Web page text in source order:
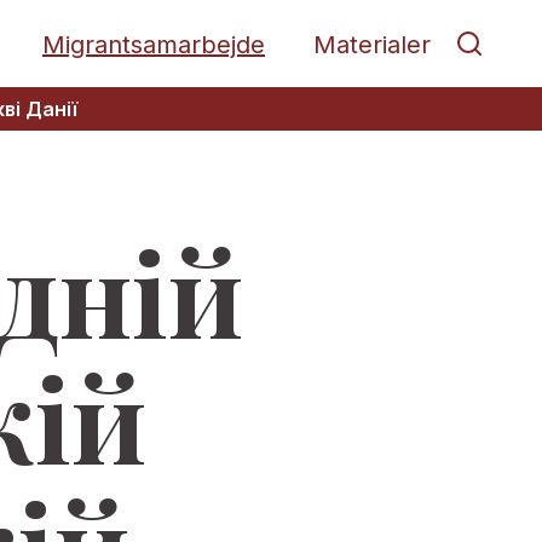
Migrantsamarbejde Materialer
Данії